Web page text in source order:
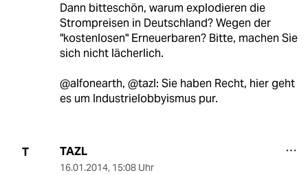
Dann bitteschön, warum explodieren die
Strompreisen in Deutschland? Wegen der
"kostenlosen" Erneuerbaren? Bitte, machen Sie
sich nicht lächerlich.
@alfonearth, @tazl: Sie haben Recht, hier geht
es um Industrielobbyismus pur.
T TAZL
16.01.2014, 15:08 Uhr